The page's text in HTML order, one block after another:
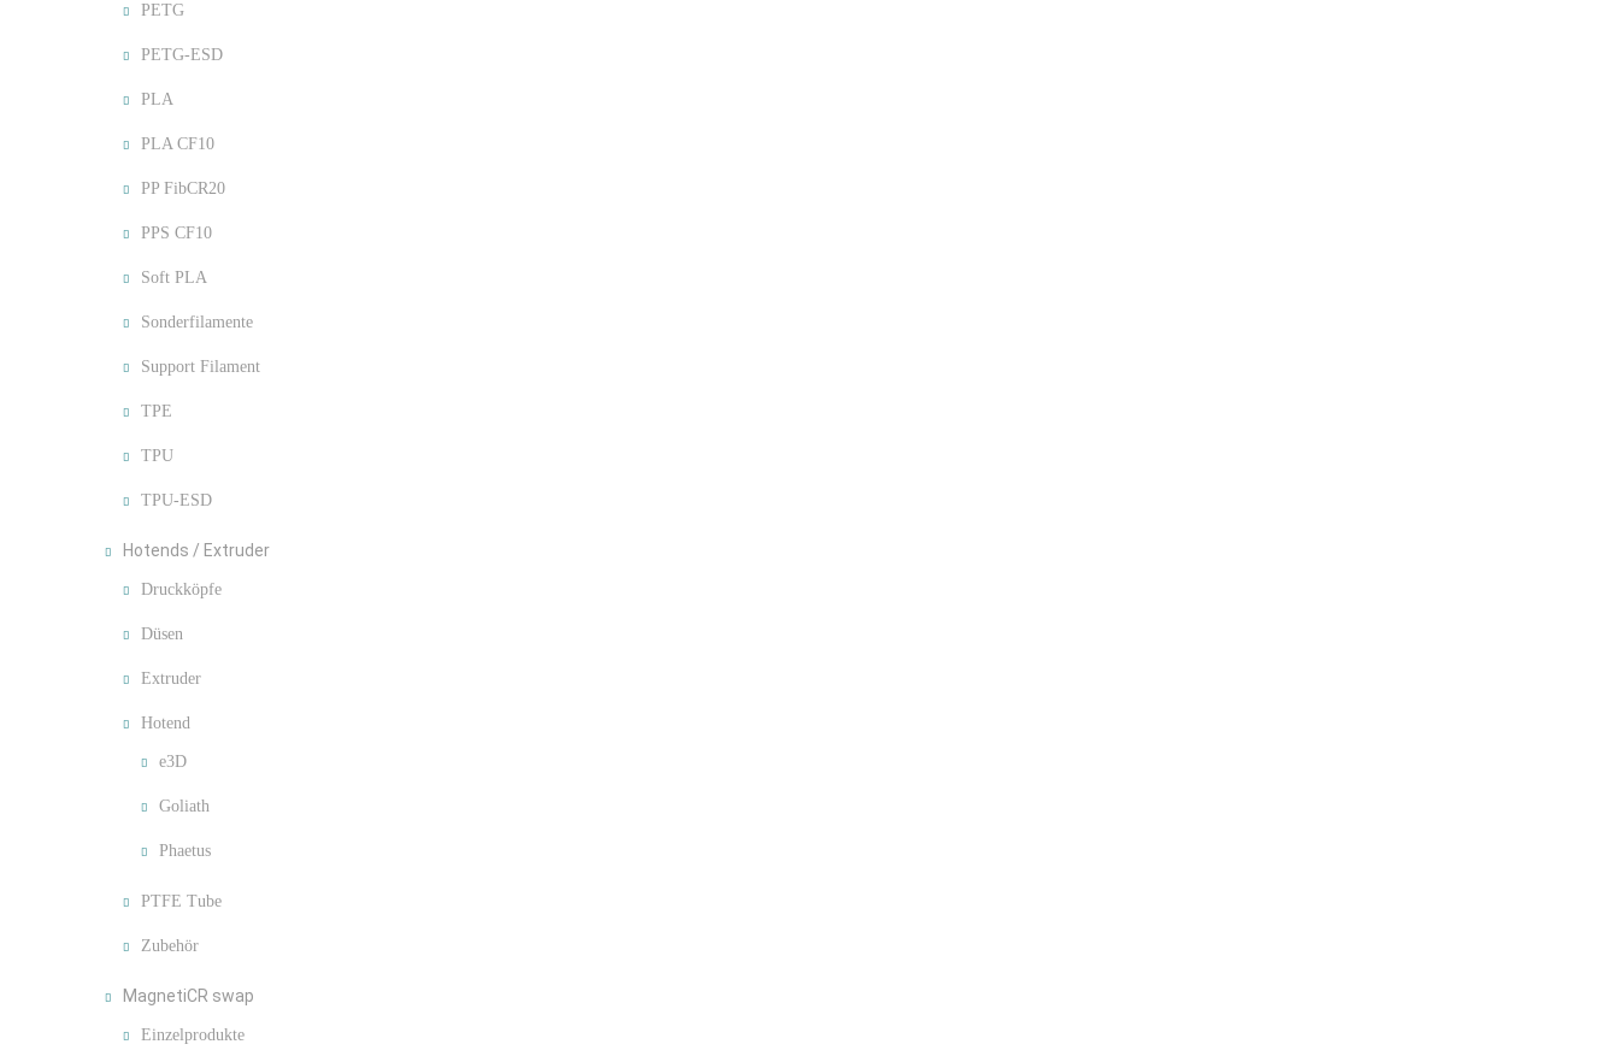
PETG
PETG-ESD
PLA
PLA CF10
PP FibCR20
PPS CF10
Soft PLA
Sonderfilamente
Support Filament
TPE
TPU
TPU-ESD
Hotends / Extruder
Druckköpfe
Düsen
Extruder
Hotend
e3D
Goliath
Phaetus
PTFE Tube
Zubehör
MagnetiCR swap
Einzelprodukte